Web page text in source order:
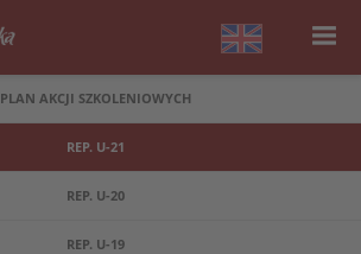
PLAN AKCJI SZKOLENIOWYCH
REP. U-21
REP. U-20
REP. U-19